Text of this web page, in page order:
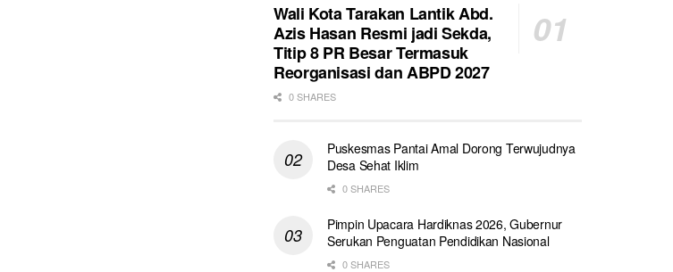
Wali Kota Tarakan Lantik Abd.
Azis Hasan Resmi jadi Sekda,
Titip 8 PR Besar Termasuk
Reorganisasi dan ABPD 2027
0 SHARES
Puskesmas Pantai Amal Dorong Terwujudnya
Desa Sehat Iklim
0 SHARES
Pimpin Upacara Hardiknas 2026, Gubernur
Serukan Penguatan Pendidikan Nasional
0 SHARES